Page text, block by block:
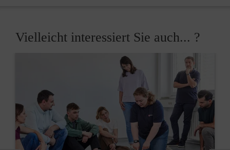
Vielleicht interessiert Sie auch... ?